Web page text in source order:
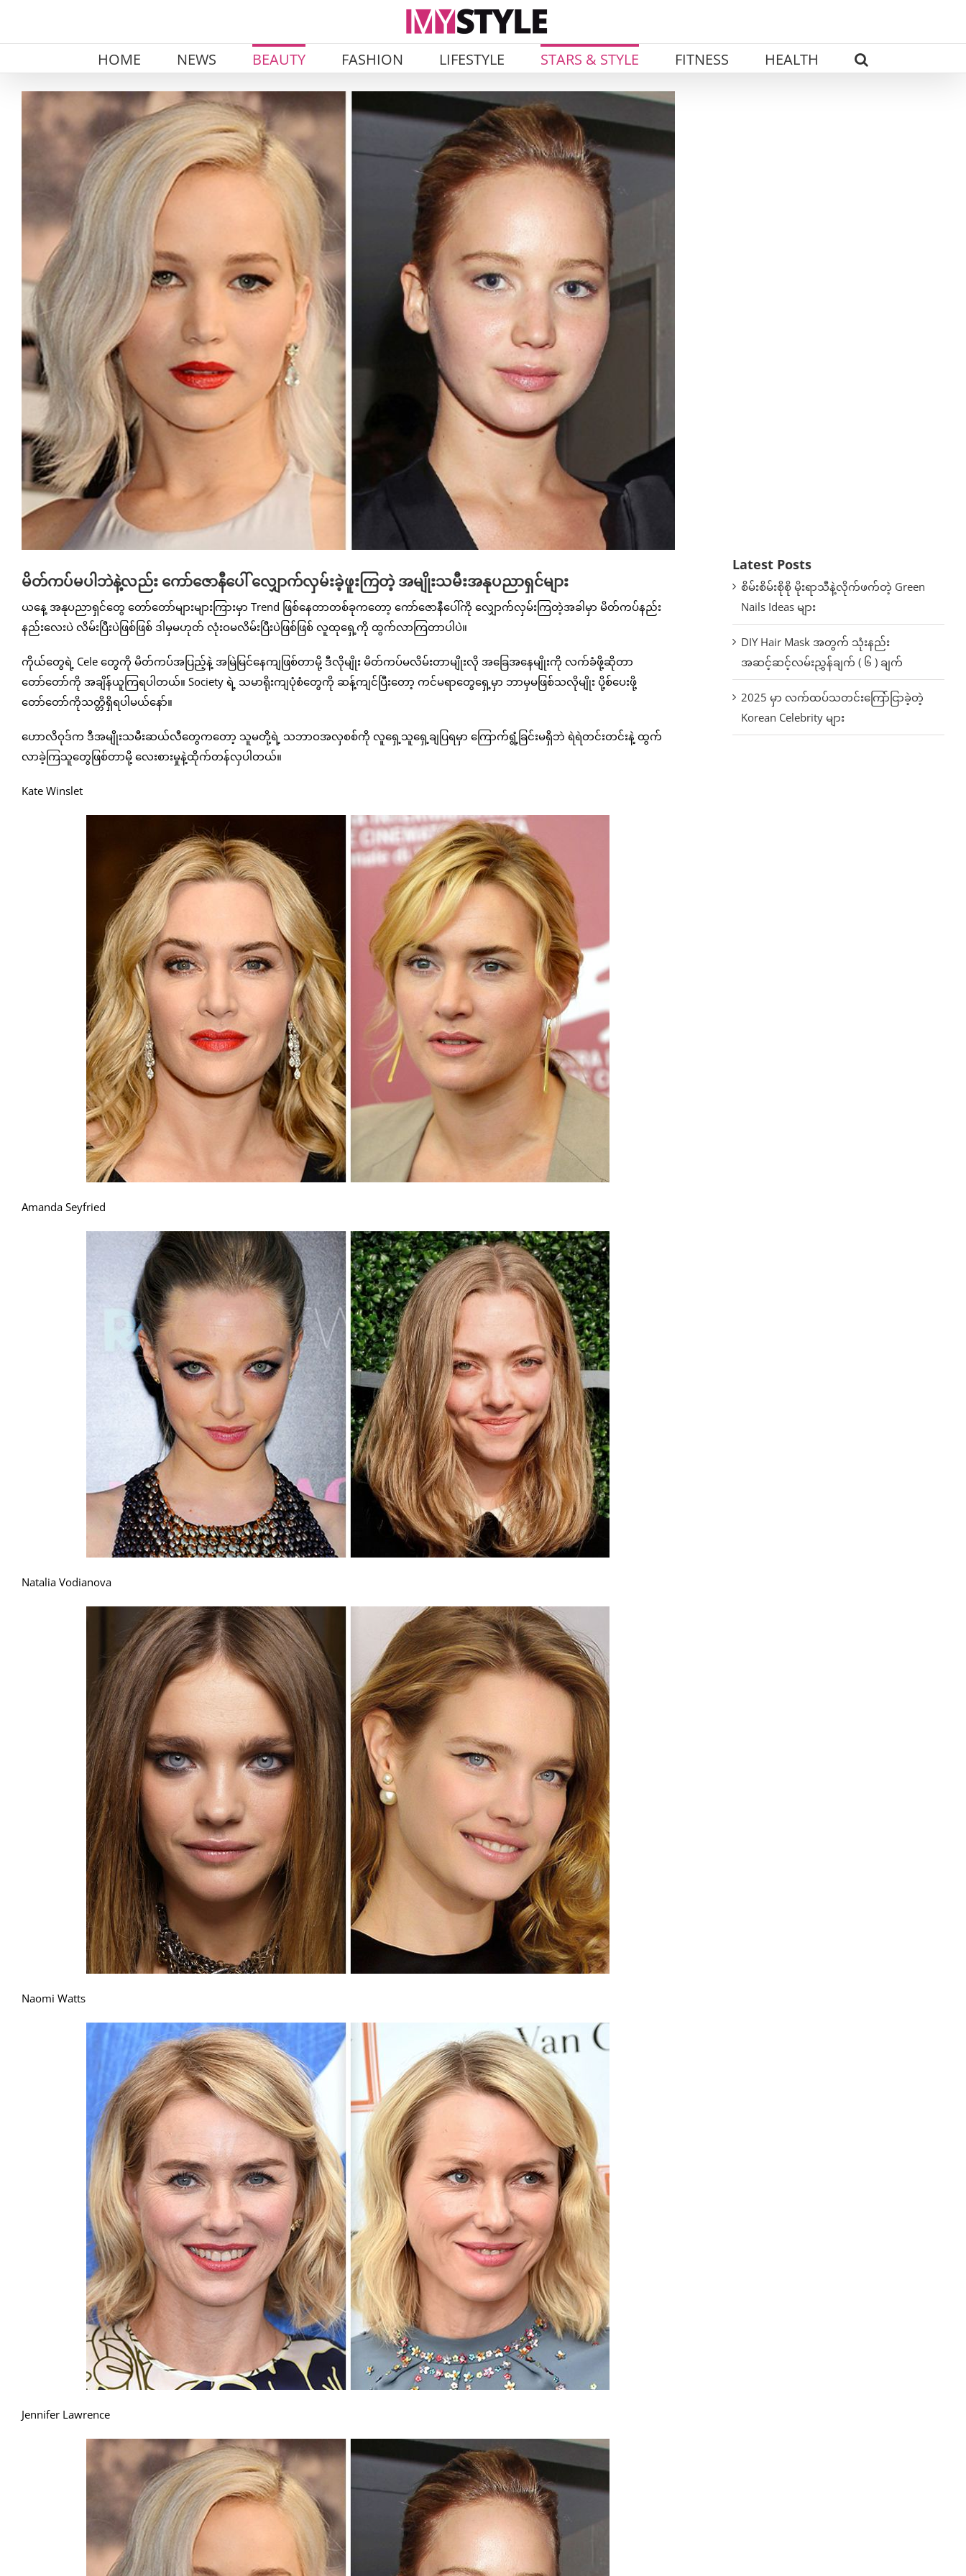
HOME NEWS BEAUTY FASHION LIFESTYLE STARS & STYLE FITNESS HEALTH
View
Image
မိတ်ကပ်မပါဘဲနဲ့လည်း ကော်ဇောနီပေါ် လျှောက်လှမ်းခဲ့ဖူးကြတဲ့ အမျိုးသမီးအနုပညာရှင်များ
ယနေ့ အနုပညာရှင်တွေ တော်တော်များများကြားမှာ Trend ဖြစ်နေတာတစ်ခုကတော့ ကော်ဇောနီပေါ်ကို လျှောက်လှမ်းကြတဲ့အခါမှာ မိတ်ကပ်နည်း
နည်းလေးပဲ လိမ်းပြီးပဲဖြစ်ဖြစ် ဒါမှမဟုတ် လုံးဝမလိမ်းပြီးပဲဖြစ်ဖြစ် လူထုရှေ့ကို ထွက်လာကြတာပါပဲ။
ကိုယ်တွေရဲ့ Cele တွေကို မိတ်ကပ်အပြည့်နဲ့ အမြဲမြင်နေကျဖြစ်တာမို့ ဒီလိုမျိုး မိတ်ကပ်မလိမ်းတာမျိုးလို အခြေအနေမျိုးကို လက်ခံဖို့ဆိုတာ
တော်တော်ကို အချိန်ယူကြရပါတယ်။ Society ရဲ့ သမာရိုးကျပုံစံတွေကို ဆန့်ကျင်ပြီးတော့ ကင်မရာတွေရှေ့မှာ ဘာမှမဖြစ်သလိုမျိုး ပို့စ်ပေးဖို့
တော်တော်ကိုသတ္တိရှိရပါမယ်နော်။
ဟောလိဝုဒ်က ဒီအမျိုးသမီးဆယ်လီတွေကတော့ သူမတို့ရဲ့ သဘာဝအလှစစ်ကို လူရှေ့သူရှေ့ချပြရမှာ ကြောက်ရွံ့ခြင်းမရှိဘဲ ရဲရဲတင်းတင်းနဲ့ ထွက်
လာခဲ့ကြသူတွေဖြစ်တာမို့ လေးစားမှုနဲ့ထိုက်တန်လှပါတယ်။
Kate Winslet
Amanda Seyfried
Natalia Vodianova
Naomi Watts
Jennifer Lawrence
Latest Posts
စိမ်းစိမ်းစိုစို မိုးရာသီနဲ့လိုက်ဖက်တဲ့ Green
Nails Ideas များ
DIY Hair Mask အတွက် သုံးနည်း
အဆင့်ဆင့်လမ်းညွှန်ချက် ( ၆ ) ချက်
2025 မှာ လက်ထပ်သတင်းကြော်ငြာခဲ့တဲ့
Korean Celebrity များ